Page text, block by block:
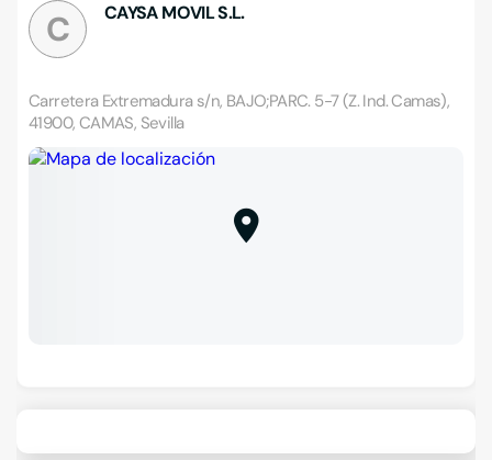
C CAYSA MOVIL S.L.
Carretera Extremadura s/n, BAJO;PARC. 5-7 (Z. Ind. Camas),
41900, CAMAS, Sevilla